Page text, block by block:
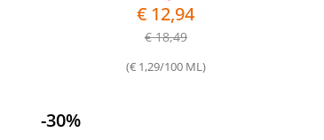
€ 18,49
€ 12,94
(€ 1,29/100 ML)
-30%